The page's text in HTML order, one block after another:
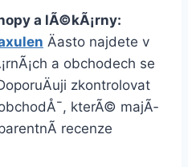
a lÃ©kÃ¡rny:
Äasto najdete v
a obchodech se
zkontrolovat
kterÃ© majÃ­
recenze